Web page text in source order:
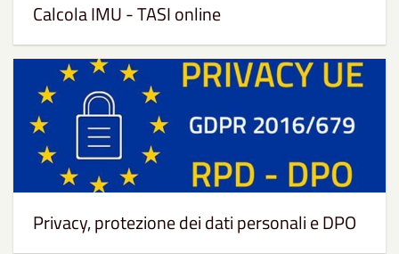
Calcola IMU - TASI online
Privacy, protezione dei dati personali e DPO